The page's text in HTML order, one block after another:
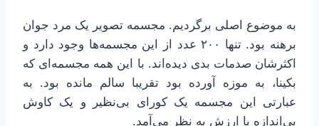
به موضوع اصلی برگردیم. مجسمه تصویر یک مرد جوان
برهنه بود. تنها ۲۰۰ عدد از این مجسمه‌ها وجود دارد و
اکثرشان صدمات بدی دیده‌اند. با این همه مجسمه‌ای که
بکینا، به موزه آورده بود تقریبا سالم مانده بود. به
عبارتی این مجسمه یک کورای بی‌نظیر و یک کاوش
بی‌اندازه با ارزش به نظر می‌آمد.